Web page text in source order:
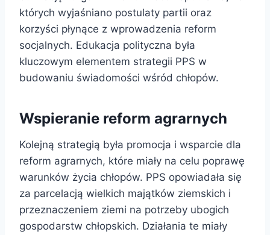
których wyjaśniano postulaty partii oraz
korzyści płynące z wprowadzenia reform
socjalnych. Edukacja polityczna była
kluczowym elementem strategii PPS w
budowaniu świadomości wśród chłopów.
Wspieranie reform agrarnych
Kolejną strategią była promocja i wsparcie dla
reform agrarnych, które miały na celu poprawę
warunków życia chłopów. PPS opowiadała się
za parcelacją wielkich majątków ziemskich i
przeznaczeniem ziemi na potrzeby ubogich
gospodarstw chłopskich. Działania te miały